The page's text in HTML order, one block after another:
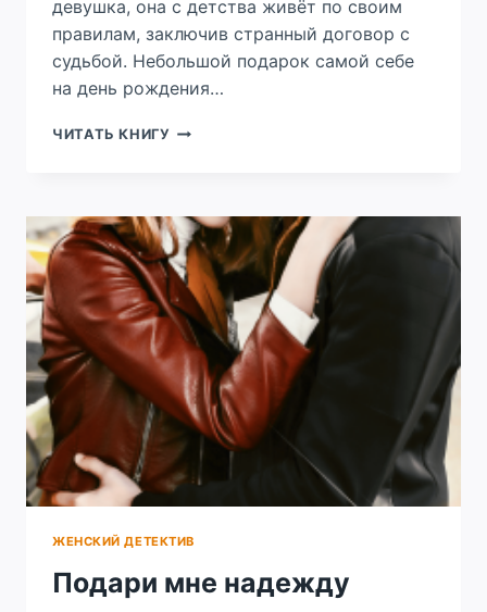
девушка, она с детства живёт по своим
правилам, заключив странный договор с
судьбой. Небольшой подарок самой себе
на день рождения…
ЧИТАТЬ КНИГУ МЕНЯ
ЖЕНСКИЙ ДЕТЕКТИВ
Подари мне надежду